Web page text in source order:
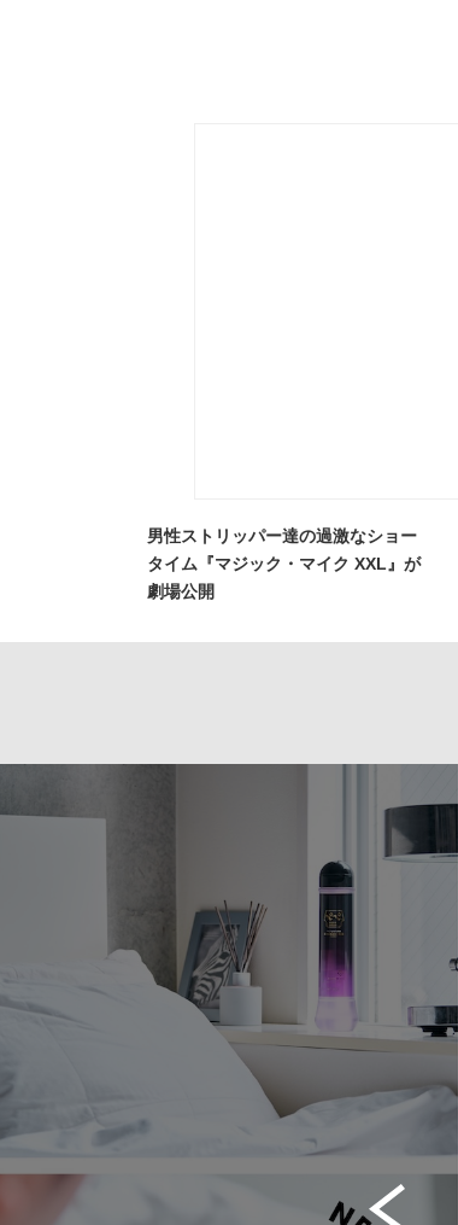
男性ストリッパー達の過激なショー
タイム『マジック・マイク XXL』が
劇場公開